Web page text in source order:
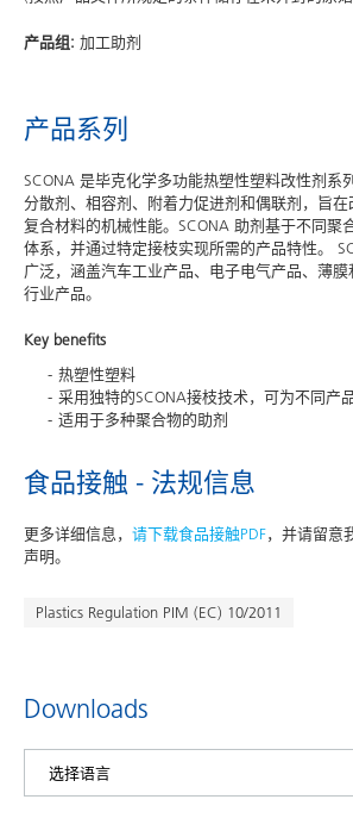
产品组: 加工助剂
产品系列
SCONA 是毕克化学多功能热塑性塑料改性剂系
分散剂、相容剂、附着力促进剂和偶联剂，旨
复合材料的机械性能。SCONA 助剂基于不同聚
体系，并通过特定接枝实现所需的产品特性。
广泛，涵盖汽车工业产品、电子电气产品、薄
行业产品。
Key benefits
热塑性塑料
采用独特的SCONA接枝技术，可为不同产
适用于多种聚合物的助剂
食品接触 - 法规信息
更多详细信息， 请下载食品接触PDF，并请留意
声明。
Plastics Regulation PIM (EC) 10/2011
Downloads